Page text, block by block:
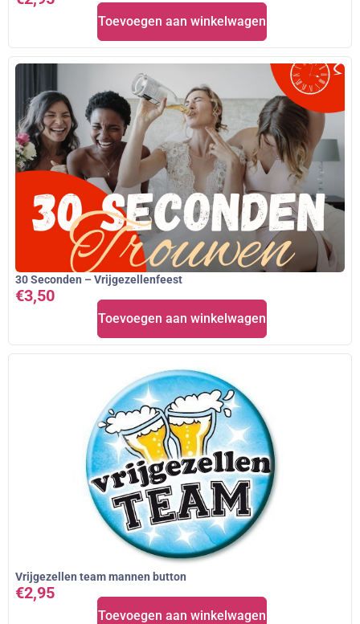
Toevoegen aan winkelwagen
30 Seconden – Vrijgezellenfeest
€3,50
Toevoegen aan winkelwagen
Vrijgezellen team mannen button
€2,95
Toevoegen aan winkelwagen